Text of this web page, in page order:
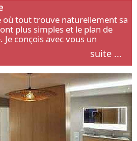
où tout trouve naturellement sa
plus simples et le plan de
conçois avec vous un
à votre manière de cuisiner, de
suite ...